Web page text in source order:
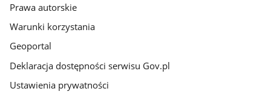
Prawa autorskie
Warunki korzystania
Geoportal
Deklaracja dostępności serwisu Gov.pl
Ustawienia prywatności